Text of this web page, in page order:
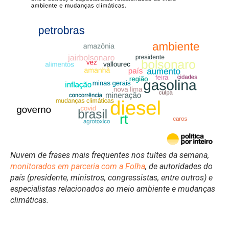
Nuvem de frases mais frequentes nos tuítes da semana,
monitorados em parceria com a Folha, de autoridades do
país (presidente, ministros, congressistas, entre outros) e
especialistas relacionados ao meio ambiente e mudanças
climáticas.